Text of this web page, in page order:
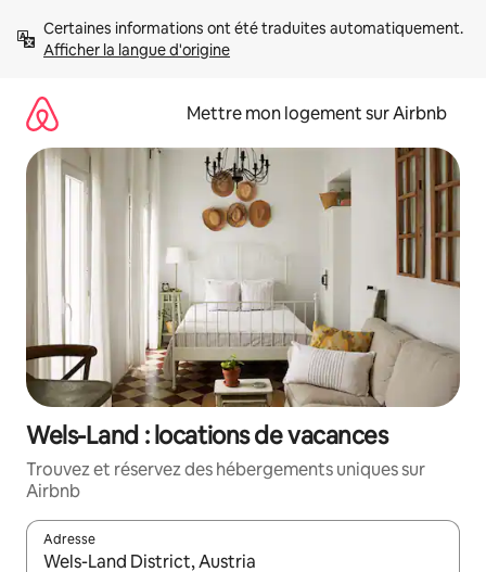
directement
Afficher la langue d'origine
Mettre mon logement sur Airbnb
Wels-Land : locations de vacances
Trouvez et réservez des hébergements uniques sur
Airbnb
Adresse
Lorsque les résultats s'affichent, utilisez les flèches vers le